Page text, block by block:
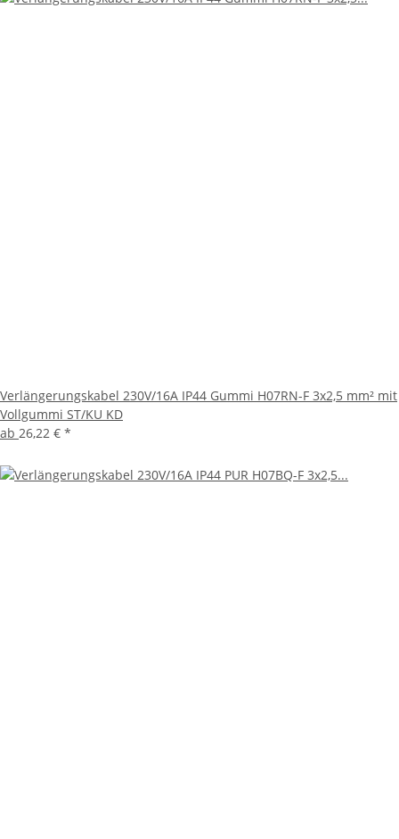
Verlängerungskabel 230V/16A IP44 Gummi H07RN-F 3x2,5 mm² mit
Vollgummi ST/KU KD
ab 26,22 € *